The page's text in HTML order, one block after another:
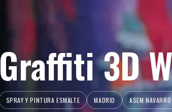
Graffiti 3D
SPRAY Y PINTURA ESMALTE MADRID ASEM